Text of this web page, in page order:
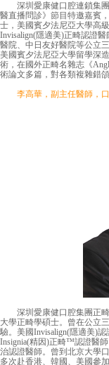
深圳愛康健口腔連鎖集團
醫直播問診》節目特邀嘉賓
士，美國賓夕法尼亞大學高
Invisalign(隱適美)正畸認證
醫院、中日友好醫院等公立
美國賓夕法尼亞大學留學深
術，在國外正畸名雜志《
術論文多篇，對各類複雜錯
李高華，副主任醫師，口
深圳愛康健口腔集團正畸
大學正畸學碩士。曾在公立
驗。美國Invisalign(隱適美)
Insignia(精因)正畸™認證醫師
治認證醫師。曾到北京大學
多次赴香港、韓國、美國參